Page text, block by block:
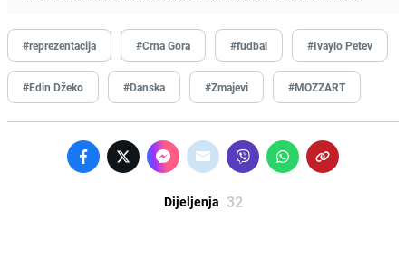
#reprezentacija #Crna Gora #fudbal #Ivaylo Petev
#Edin Džeko #Danska #Zmajevi #MOZZART
Dijeljenja 32